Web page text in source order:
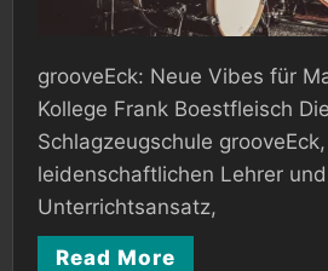
grooveEck: Neue Vibes für
Kollege Frank Boestfleisch Die
Schlagzeugschule
leidenschaftlichen Lehrer
Unterrichtsansatz,
Read More